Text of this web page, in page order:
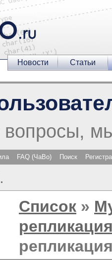
Новости Статьи
вопросы,
FAQ (ЧаВо) Поиск
Список »